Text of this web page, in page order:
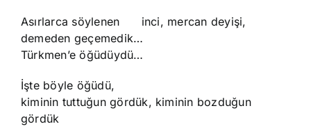
Asırlarca söylenen inci, mercan deyişi,
demeden geçemedik…
Türkmen’e öğüdüydü…
İşte böyle öğüdü,
kiminin tuttuğun gördük, kiminin bozduğun
gördük